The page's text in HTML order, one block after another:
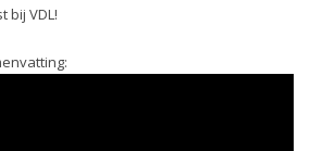
bij VDL!